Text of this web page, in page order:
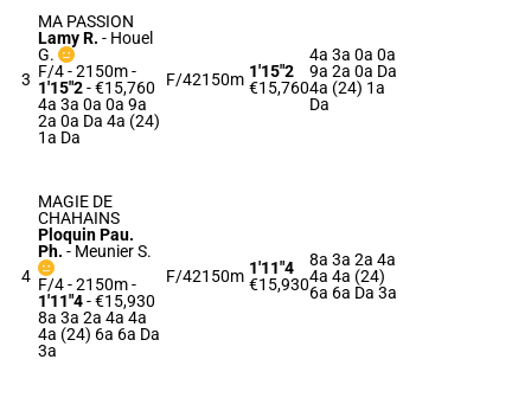
3
MA PASSION
Lamy R. - Houel
G.
F/4 - 2150m-
1'15"2- €15,760
4a 3a 0a 0a 9a
2a 0a Da 4a (24)
1a Da
F/42150m 1'15"2
€15,760
4a 3a 0a 0a
9a 2a 0a Da
4a (24) 1a
Da
4
MAGIE DE
CHAHAINS
Ploquin Pau.
Ph. - Meunier S.
F/4 - 2150m-
1'11"4- €15,930
8a 3a 2a 4a 4a
4a (24) 6a 6a Da
3a
F/42150m 1'11"4
€15,930
8a 3a 2a 4a
4a 4a (24)
6a 6a Da 3a